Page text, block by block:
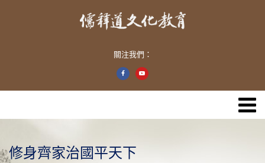
關注我們：
修身齊家治國平天下